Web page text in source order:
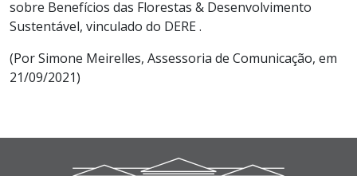
sobre Benefícios das Florestas & Desenvolvimento
Sustentável, vinculado do DERE .
(Por Simone Meirelles, Assessoria de Comunicação, em
21/09/2021)